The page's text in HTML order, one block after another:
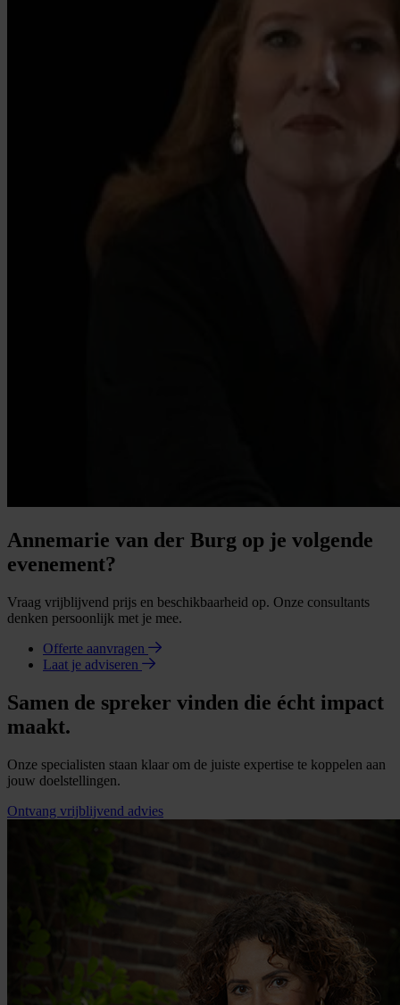
Annemarie van der Burg op je volgende
evenement?
Vraag vrijblijvend prijs en beschikbaarheid op. Onze consultants
denken persoonlijk met je mee.
Offerte aanvragen
Laat je adviseren
Samen de spreker vinden die écht impact
maakt.
Onze specialisten staan klaar om de juiste expertise te koppelen aan
jouw doelstellingen.
Ontvang vrijblijvend advies